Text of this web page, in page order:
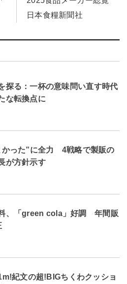
日本食糧新聞社
探る：一杯の意味問い直す時代
な転換点に
かった”に全力 4戦略で製販の
が方針示す
料、「green cola」好調 年間販
紀文の超!BIGちくわクッショ